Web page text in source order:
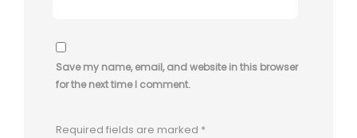
Save my name, email, and website in this browser
for the next time I comment.
Required fields are marked *